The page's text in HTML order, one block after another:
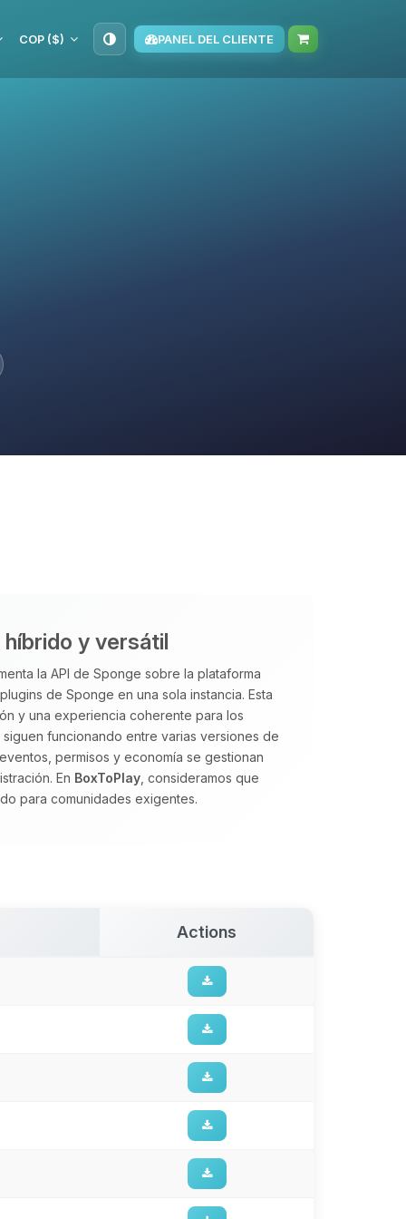
COP ($) PANEL DEL CLIENTE
y versátil
la API de Sponge sobre la plataforma
de Sponge en una sola instancia. Esta
y una experiencia coherente para los
funcionando entre varias versiones de
permisos y economía se gestionan
En BoxToPlay , consideramos que
para comunidades exigentes.
Actions